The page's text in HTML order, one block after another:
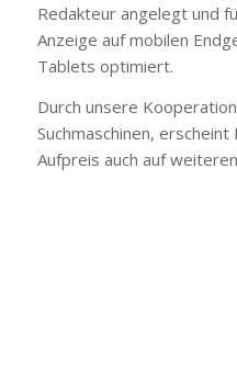
Redakteur angelegt und
Anzeige auf mobilen
Tablets optimiert.
Durch unsere
Suchmaschinen,
Aufpreis auch auf